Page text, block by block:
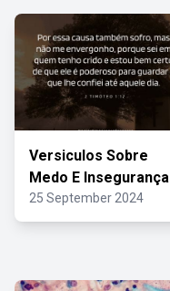
Versiculos Sobre
Medo E Insegurança
25 September 2024